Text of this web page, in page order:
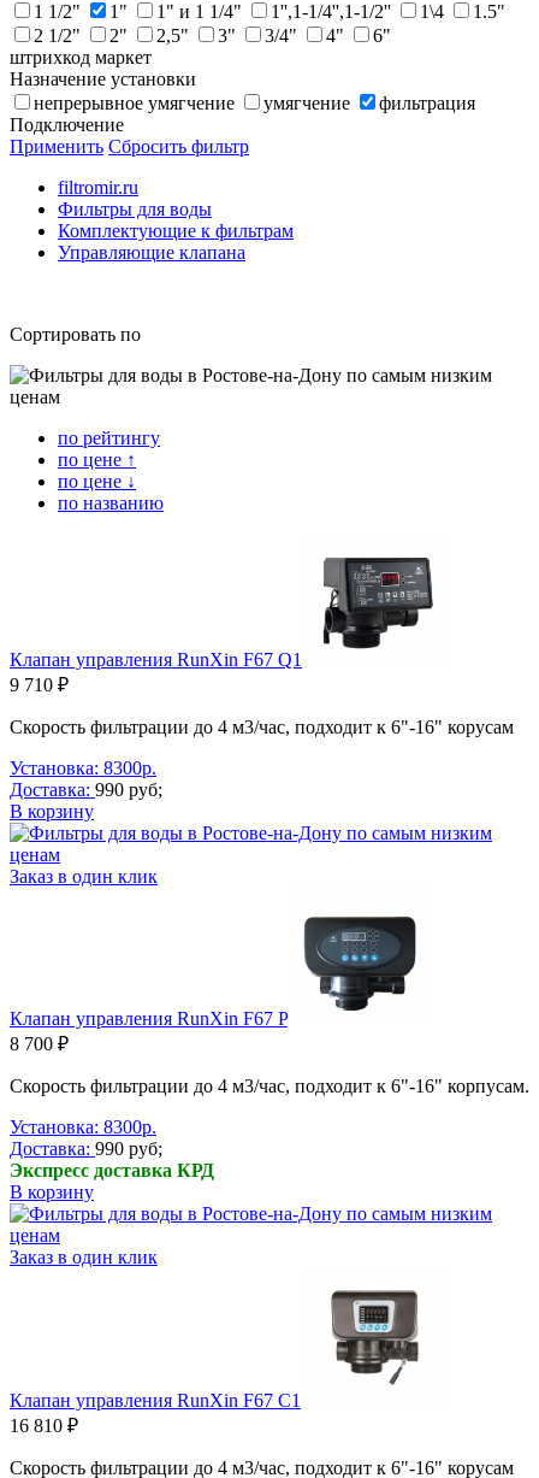
1 1/2"
1" 1" и 1 1/4" 1'',1-1/4'',1-1/2'' 1\4
1.5"
2 1/2"
2" 2,5" 3" 3/4" 4"
6"
штрихкод маркет
Назначение установки
непрерывное умягчение
умягчение
фильтрация
Подключение
Применить Сбросить фильтр
filtromir.ru
Фильтры для воды
Комплектующие к фильтрам
Управляющие клапана
Сортировать по
по рейтингу
по цене ↑
по цене ↓
по названию
Клапан управления RunXin F67 Q1
9 710 ₽
Скорость фильтрации до 4 м3/час, подходит к 6"-16" корусам
Установка: 8300р.
Доставка: 990 руб;
В корзину
Заказ в один клик
Клапан управления RunXin F67 P
8 700 ₽
Скорость фильтрации до 4 м3/час, подходит к 6"-16" корпусам.
Установка: 8300р.
Доставка: 990 руб;
Экспресс доставка КРД
В корзину
Заказ в один клик
Клапан управления RunXin F67 C1
16 810 ₽
Скорость фильтрации до 4 м3/час, подходит к 6"-16" корусам